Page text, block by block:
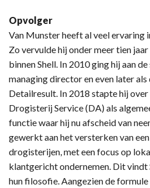
Opvolger
Van Munster heeft al veel ervaring
Zo vervulde hij onder meer tien
binnen Shell. In 2010 ging hij aan
managing director en even later
Detailresult. In 2018 stapte hij
Drogisterij Service (DA) als
functie waar hij nu afscheid van
gewerkt aan het versterken van
drogisterijen, met een focus op
klantgericht ondernemen. Dit vindt
hun filosofie. Aangezien de